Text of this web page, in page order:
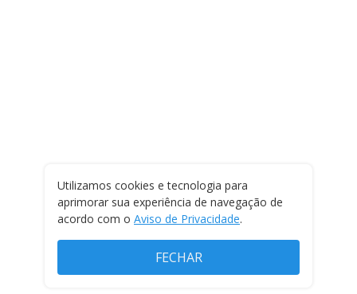
Utilizamos cookies e tecnologia para
aprimorar sua experiência de navegação de
acordo com o Aviso de Privacidade.
FECHAR